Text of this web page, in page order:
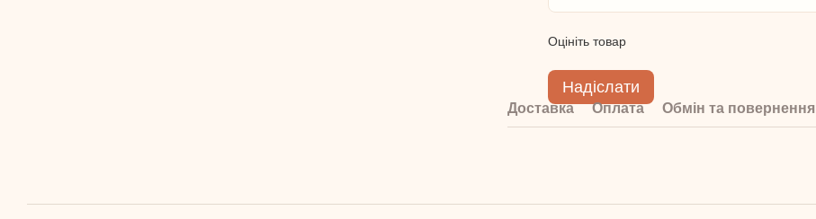
Оцініть товар
Надіслати
Доставка Оплата Обмін та повернення